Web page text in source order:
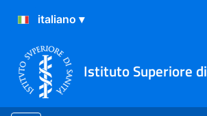
Istituto Superiore